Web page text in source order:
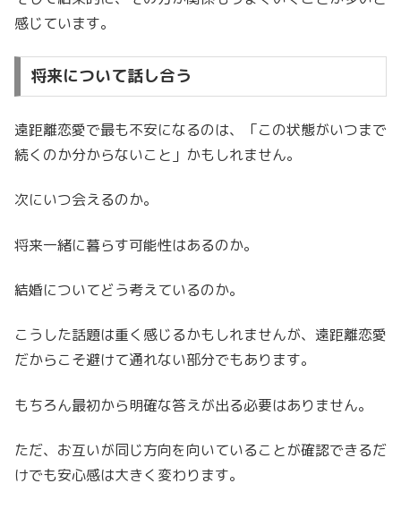
感じています。
将来について話し合う
遠距離恋愛で最も不安になるのは、「この状態がいつまで
続くのか分からないこと」かもしれません。
次にいつ会えるのか。
将来一緒に暮らす可能性はあるのか。
結婚についてどう考えているのか。
こうした話題は重く感じるかもしれませんが、遠距離恋愛
だからこそ避けて通れない部分でもあります。
もちろん最初から明確な答えが出る必要はありません。
ただ、お互いが同じ方向を向いていることが確認できるだ
けでも安心感は大きく変わります。